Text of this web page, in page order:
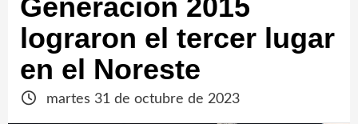
Generación 2015
lograron el tercer lugar
en el Noreste
martes 31 de octubre de 2023